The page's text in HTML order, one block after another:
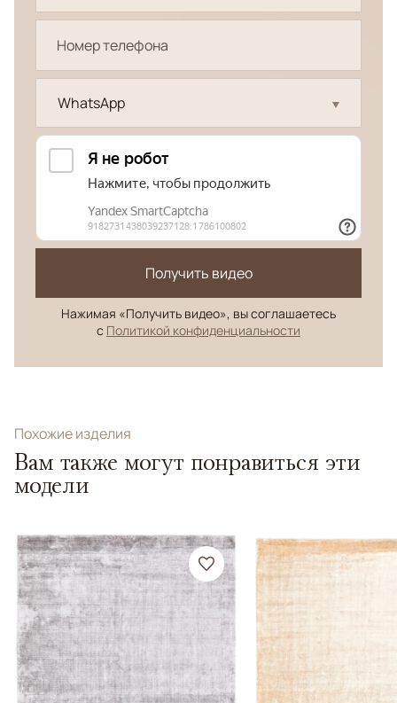
WhatsApp
Получить видео
Нажимая «Получить видео», вы соглашаетесь
с Политикой конфиденциальности
Похожие изделия
Вам также могут понравиться эти
модели